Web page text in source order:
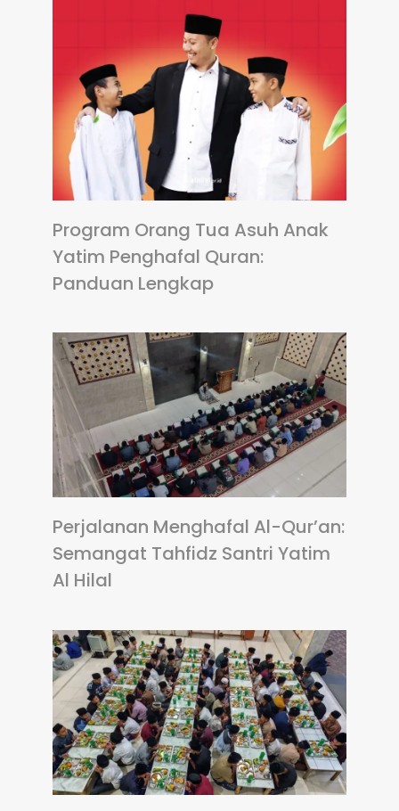
Program Orang Tua Asuh Anak
Yatim Penghafal Quran:
Panduan Lengkap
Perjalanan Menghafal Al-Qur’an:
Semangat Tahfidz Santri Yatim
Al Hilal